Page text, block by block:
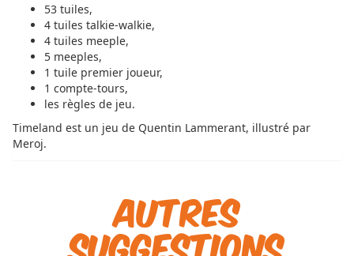
53 tuiles,
4 tuiles talkie-walkie,
4 tuiles meeple,
5 meeples,
1 tuile premier joueur,
1 compte-tours,
les règles de jeu.
Timeland est un jeu de Quentin Lammerant, illustré par
Meroj.
Autres
suggestions